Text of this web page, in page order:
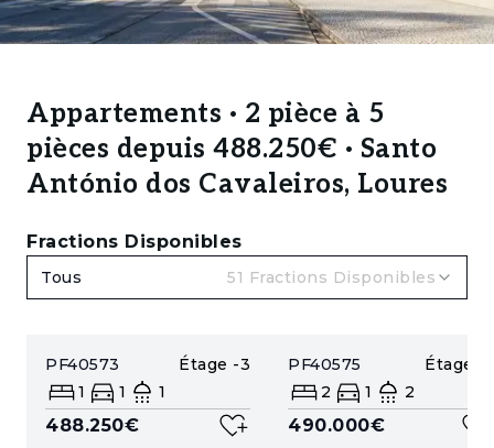
Appartements · 2 pièce à 5
pièces depuis 488.250€ · Santo
António dos Cavaleiros, Loures
Fractions Disponibles
Tous 51 Fractions Disponibles
PF40573 Étage -3
1
1 1
488.250€
PF40575 Étage
2
1 2
490.000€